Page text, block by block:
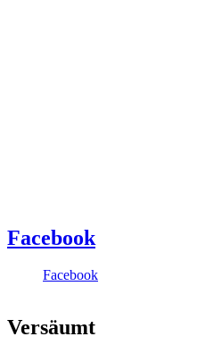
Facebook
Facebook
Versäumt